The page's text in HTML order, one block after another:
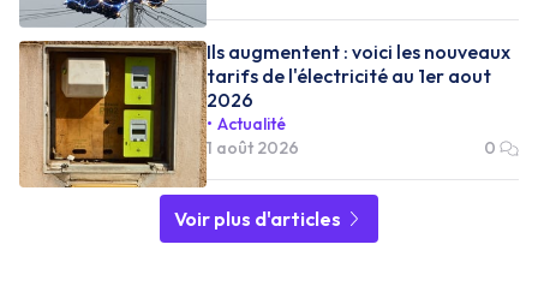
Ils augmentent : voici les nouveaux
tarifs de l'électricité au 1er aout
2026
Actualité
1 août 2026
0
Voir plus d'articles